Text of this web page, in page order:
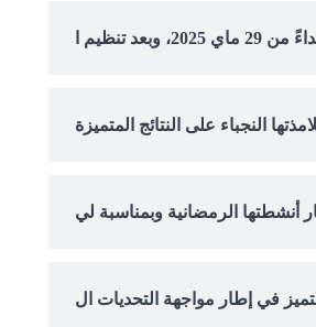
النجباء على النتائج المتميزة